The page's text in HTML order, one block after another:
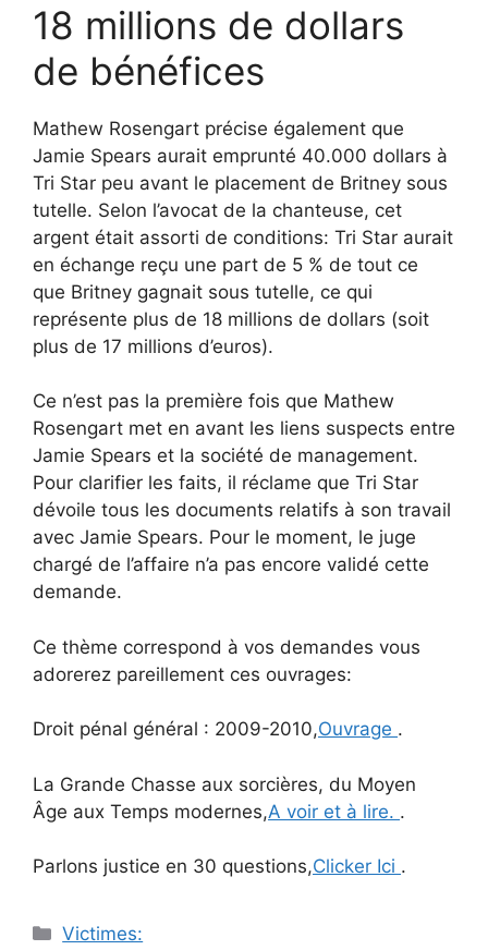
18 millions de dollars
de bénéfices
Mathew Rosengart précise également que
Jamie Spears aurait emprunté 40.000 dollars à
Tri Star peu avant le placement de Britney sous
tutelle. Selon l’avocat de la chanteuse, cet
argent était assorti de conditions: Tri Star aurait
en échange reçu une part de 5 % de tout ce
que Britney gagnait sous tutelle, ce qui
représente plus de 18 millions de dollars (soit
plus de 17 millions d’euros).
Ce n’est pas la première fois que Mathew
Rosengart met en avant les liens suspects entre
Jamie Spears et la société de management.
Pour clarifier les faits, il réclame que Tri Star
dévoile tous les documents relatifs à son travail
avec Jamie Spears. Pour le moment, le juge
chargé de l’affaire n’a pas encore validé cette
demande.
Ce thème correspond à vos demandes vous
adorerez pareillement ces ouvrages:
Droit pénal général : 2009-2010,Ouvrage .
La Grande Chasse aux sorcières, du Moyen
Âge aux Temps modernes,A voir et à lire. .
Parlons justice en 30 questions,Clicker Ici .
Catégories
Victimes: